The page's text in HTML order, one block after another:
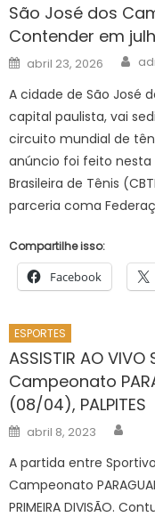
São José dos
Contender em
Posted
on
abril 23, 2026
A cidade de São José
capital paulista, vai
circuito mundial de
anúncio foi feito
Brasileira de Tênis
parceria coma
Compartilhe isso:
Facebook
ESPORTES
ASSISTIR AO
Campeonato
(08/04), PALPITES
Posted
on
abril 8, 2023
A partida entre
Campeonato
PRIMEIRA DIVISÃO.